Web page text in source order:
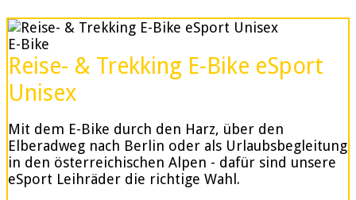
E-Bike
Reise- & Trekking E-Bike eSport
Unisex
Mit dem E-Bike durch den Harz, über den
Elberadweg nach Berlin oder als Urlaubsbegleitung
in den österreichischen Alpen - dafür sind unsere
eSport Leihräder die richtige Wahl.